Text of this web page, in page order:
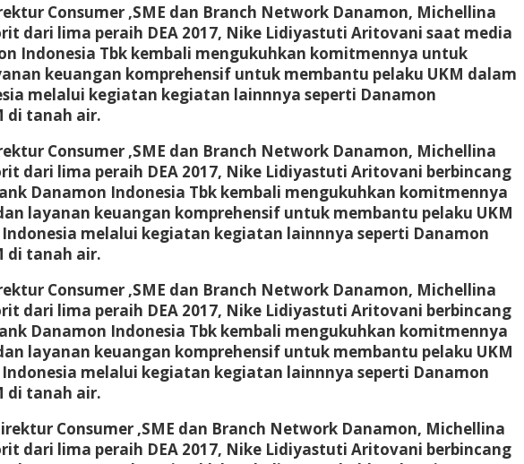
Consumer ,SME dan Branch Network Danamon, Michellina
dari lima peraih DEA 2017, Nike Lidiyastuti Aritovani saat media
Indonesia Tbk kembali mengukuhkan komitmennya untuk
keuangan komprehensif untuk membantu pelaku UKM dalam
melalui kegiatan kegiatan lainnnya seperti Danamon
di tanah air.
Consumer ,SME dan Branch Network Danamon, Michellina
dari lima peraih DEA 2017, Nike Lidiyastuti Aritovani berbincang
Danamon Indonesia Tbk kembali mengukuhkan komitmennya
layanan keuangan komprehensif untuk membantu pelaku UKM
melalui kegiatan kegiatan lainnnya seperti Danamon
di tanah air.
Consumer ,SME dan Branch Network Danamon, Michellina
dari lima peraih DEA 2017, Nike Lidiyastuti Aritovani berbincang
Danamon Indonesia Tbk kembali mengukuhkan komitmennya
layanan keuangan komprehensif untuk membantu pelaku UKM
melalui kegiatan kegiatan lainnnya seperti Danamon
di tanah air.
Consumer ,SME dan Branch Network Danamon, Michellina
dari lima peraih DEA 2017, Nike Lidiyastuti Aritovani berbincang